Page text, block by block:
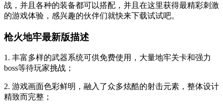
战，并且各种的装备都可以搭配，并且在这里获得最精彩刺激
的游戏体验，感兴趣的伙伴们就快来下载试试吧。
枪火地牢最新版描述
1. 丰富多样的武器系统可供免费使用，大量地牢关卡和强力
boss等待玩家挑战；
2. 游戏画面色彩鲜明，融入了众多炫酷的射击元素，整体设计
精致而完整；